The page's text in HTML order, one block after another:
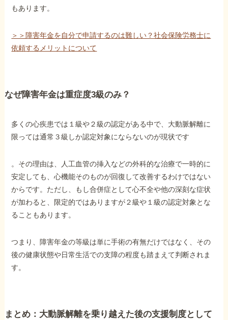
もあります。
＞＞障害年金を自分で申請するのは難しい？社会保険労務士に
依頼するメリットについて
なぜ障害年金は重症度3級のみ？
多くの心疾患では１級や２級の認定がある中で、大動脈解離に
限っては通常３級しか認定対象にならないのが現状です
。その理由は、人工血管の挿入などの外科的な治療で一時的に
安定しても、心機能そのものが回復して改善するわけではない
からです。ただし、もし合併症として心不全や他の深刻な症状
が加わると、限定的ではありますが２級や１級の認定対象とな
ることもあります。
つまり、障害年金の等級は単に手術の有無だけではなく、その
後の健康状態や日常生活での支障の程度も踏まえて判断されま
す。
まとめ：大動脈解離を乗り越えた後の支援制度として